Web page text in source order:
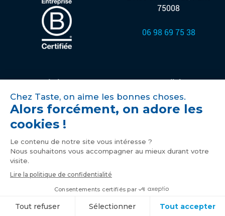
75008
06 98 69 75 38
Offres d'emploi
Le cabinet
French Talent
Contact
confidentialité et
signalement
Copyright 2026 © TASTE. All Rights Reserved.